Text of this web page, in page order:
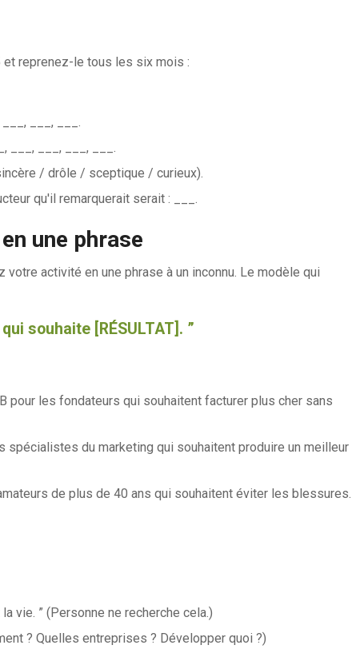
reprenez-le tous les six mois :
___, ___.
___, ___, ___.
/ drôle / sceptique / curieux).
qu'il remarquerait serait : ___.
une phrase
activité en une phrase à un inconnu. Le modèle qui
souhaite [RÉSULTAT]. ”
pour les fondateurs qui souhaitent facturer plus cher sans
spécialistes du marketing qui souhaitent produire un meilleur
de plus de 40 ans qui souhaitent éviter les blessures.
vie. ” (Personne ne recherche cela.)
? Quelles entreprises ? Développer quoi ?)